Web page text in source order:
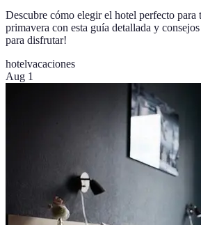
Descubre cómo elegir el hotel perfecto para
primavera con esta guía detallada y
para disfrutar!
hotelvacaciones
Aug 1